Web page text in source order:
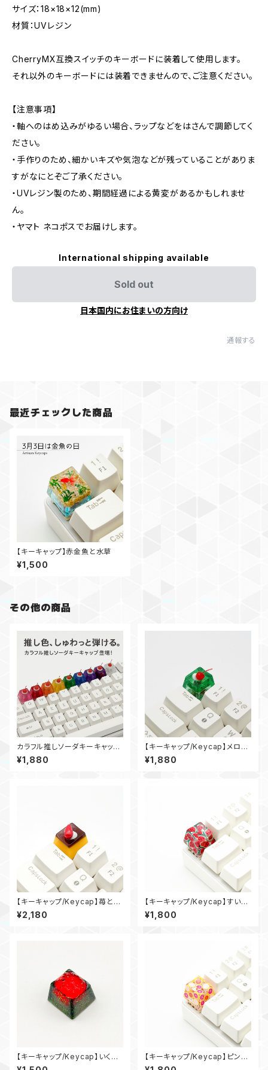
サイズ：18×18×12(mm)
材質：UVレジン
CherryMX互換スイッチのキーボードに装着して使用します。
それ以外のキーボードには装着できませんので、ご注意ください。
【注意事項】
・軸へのはめ込みがゆるい場合、ラップなどをはさんで調節してく
ださい。
・手作りのため、細かいキズや気泡などが残っていることがありま
すがなにとぞご了承ください。
・UVレジン製のため、期間経過による黄変があるかもしれませ
ん。
・ヤマト ネコポスでお届けします。
International shipping available
Sold out
日本国内にお住まいの方向け
通報する
最近チェックした商品
【キーキャップ】赤金魚と水草
¥1,500
その他の商品
カラフル推しソーダキーキャップ/
Colorful “Oshi Soda” Keyc
ap
¥1,880
【キーキャップ/Keycap】メロン
ソーダ/Melon Soda
¥1,880
【キーキャップ/Keycap】苺と生
クリームのカスタードプリン/Cu
stard Pudding with Strawb
¥2,180
【キーキャップ/Keycap】すいか
もりだくさん/Watermelon Gal
ore
¥1,800
【キーキャップ/Keycap】いくら
軍艦/Ikura Gunkan
【キーキャップ/Keycap】ピング
レもりだくさん/Pink Grapefru